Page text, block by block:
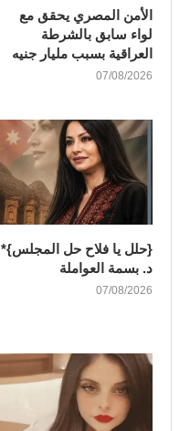
الأمن المصري يحقق مع
لواء سابق بالشرطة
العراقية بسبب مليار جنيه
07/08/2026
{حلل يا فلاح حل المجلس}*
د. بسمة العواملة
07/08/2026